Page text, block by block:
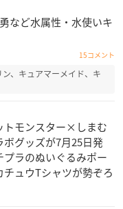
など水属性・水使いキ
15コメント
、キュアマーメイド、キ
トモンスター×しまむ
ボグッズが7月25日発
プラのぬいぐるみポー
チュウTシャツが勢ぞろ